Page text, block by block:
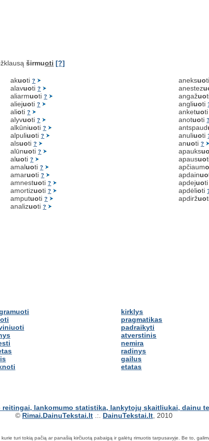
širmuoti [?]
akuoti?
alavuoti?
aliarmuoti?
aliejuoti?
alioti?
alyvuoti?
alkūniuoti?
alpuliuoti?
alsuoti?
alūnuoti?
aluoti?
amaluoti?
amaruoti?
amnestuoti?
amortizuoti?
amputuoti?
analizuoti?
aneksuo
anestez
angažuo
angliuoti
anketuo
anotuoti?
antspaud
anuliuoti
anuoti?
apauks
apausuo
apčiaum
apdainuo
apdejuo
apdėlioti
apdiržuo
kirklys
pragmatikas
padraikyti
atverstinis
nemira
radinys
gailus
etatas
© Rimai.DainuTekstai.lt .:. DainuTekstai.lt , 2010
turi tokią pačią ar panašią kirčiuotą pabaigą ir galėtų rimuotis tarpusavyje. Be to,